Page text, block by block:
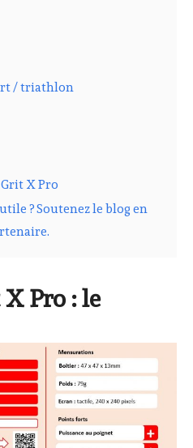
/ triathlon
X Pro
? Soutenez le blog en
Pro : le